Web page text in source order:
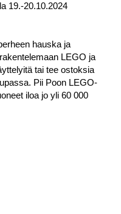
19.-20.10.2024
hauska ja
LEGO ja
tai tee ostoksia
Pii Poon LEGO-
iloa jo yli 60 000